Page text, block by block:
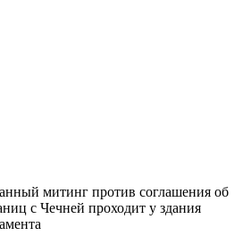
митинг против соглашения об
с Чечней проходит у здания